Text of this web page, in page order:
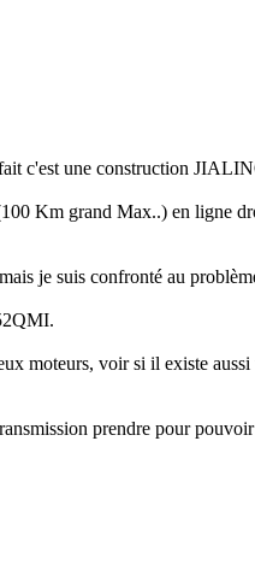
c'est une construction
Km grand Max..) en ligne
je suis confronté au
moteurs, voir si il existe
prendre pour